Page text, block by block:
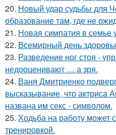
20. Новый удар судьбы для
образование там, где не
21. Новая симпатия в семье
22. Всемирный день
23. Разведение ног стоя -
недооценивают … а зря.
24. Ваня Дмитриенко
высказывание, что актриса
названа им секс - символом.
25. Ходьба на работу может
тренировкой.